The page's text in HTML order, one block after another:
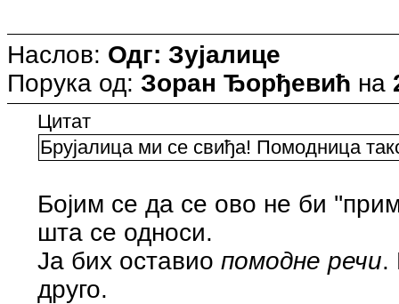
Наслов: Одг: Зујалице
Порука од: Зоран Ђорђевић на
Цитат
Брујалица ми се свиђа! Помодница
Бојим се да се ово не би
шта се односи.
Ја бих оставиопомодне речи.
друго.